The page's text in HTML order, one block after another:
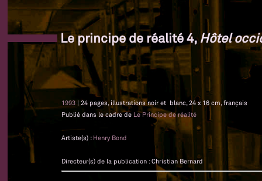
Le principe de réalité 4,Hôtel
1993 | 24 pages, illustrations noir et blanc, 24 x 16 cm, français
Publié dans le cadre de Le Principe de réalité
Artiste(s) : Henry Bond
Directeur(s) de la publication : Christian Bernard